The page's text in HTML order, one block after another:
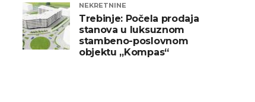
NEKRETNINE
Trebinje: Počela prodaja
stanova u luksuznom
stambeno-poslovnom
objektu „Kompas“